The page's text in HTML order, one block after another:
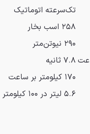
تک‌سرعته اتوماتیک
۲۵۸ اسب بخار
۲۹۰ نیوتن‌متر
۷.۸ ثانیه
۱۷۰ کیلومتر بر ساعت
۵.۶ لیتر در ۱۰۰ کیلومتر